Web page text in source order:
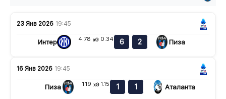
23 Янв 2026 19:45
Интер 4.78 xG 0.34 6 2 Пиза
16 Янв 2026 19:45
Пиза 1.19 xG 1.15 1 1 Аталанта